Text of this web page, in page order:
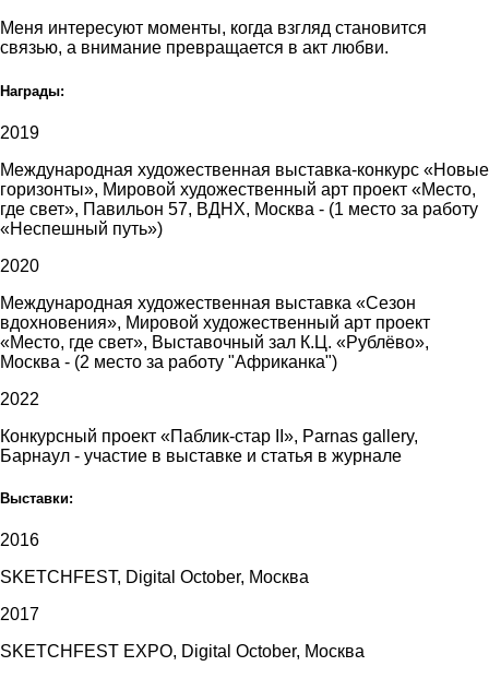
Меня интересуют моменты, когда взгляд становится
связью, а внимание превращается в акт любви.
Награды:
2019
Международная художественная выставка-конкурс «Новые
горизонты», Мировой художественный арт проект «Место,
где свет», Павильон 57, ВДНХ, Москва - (1 место за работу
«Неспешный путь»)
2020
Международная художественная выставка «Сезон
вдохновения», Мировой художественный арт проект
«Место, где свет», Выставочный зал К.Ц. «Рублёво»,
Москва - (2 место за работу "Африканка")
2022
Конкурсный проект «Паблик-стар II», Parnas gallery,
Барнаул - участие в выставке и статья в журнале
Выставки:
2016
SKETCHFEST, Digital October, Москва
2017
SKETCHFEST EXPO, Digital October, Москва